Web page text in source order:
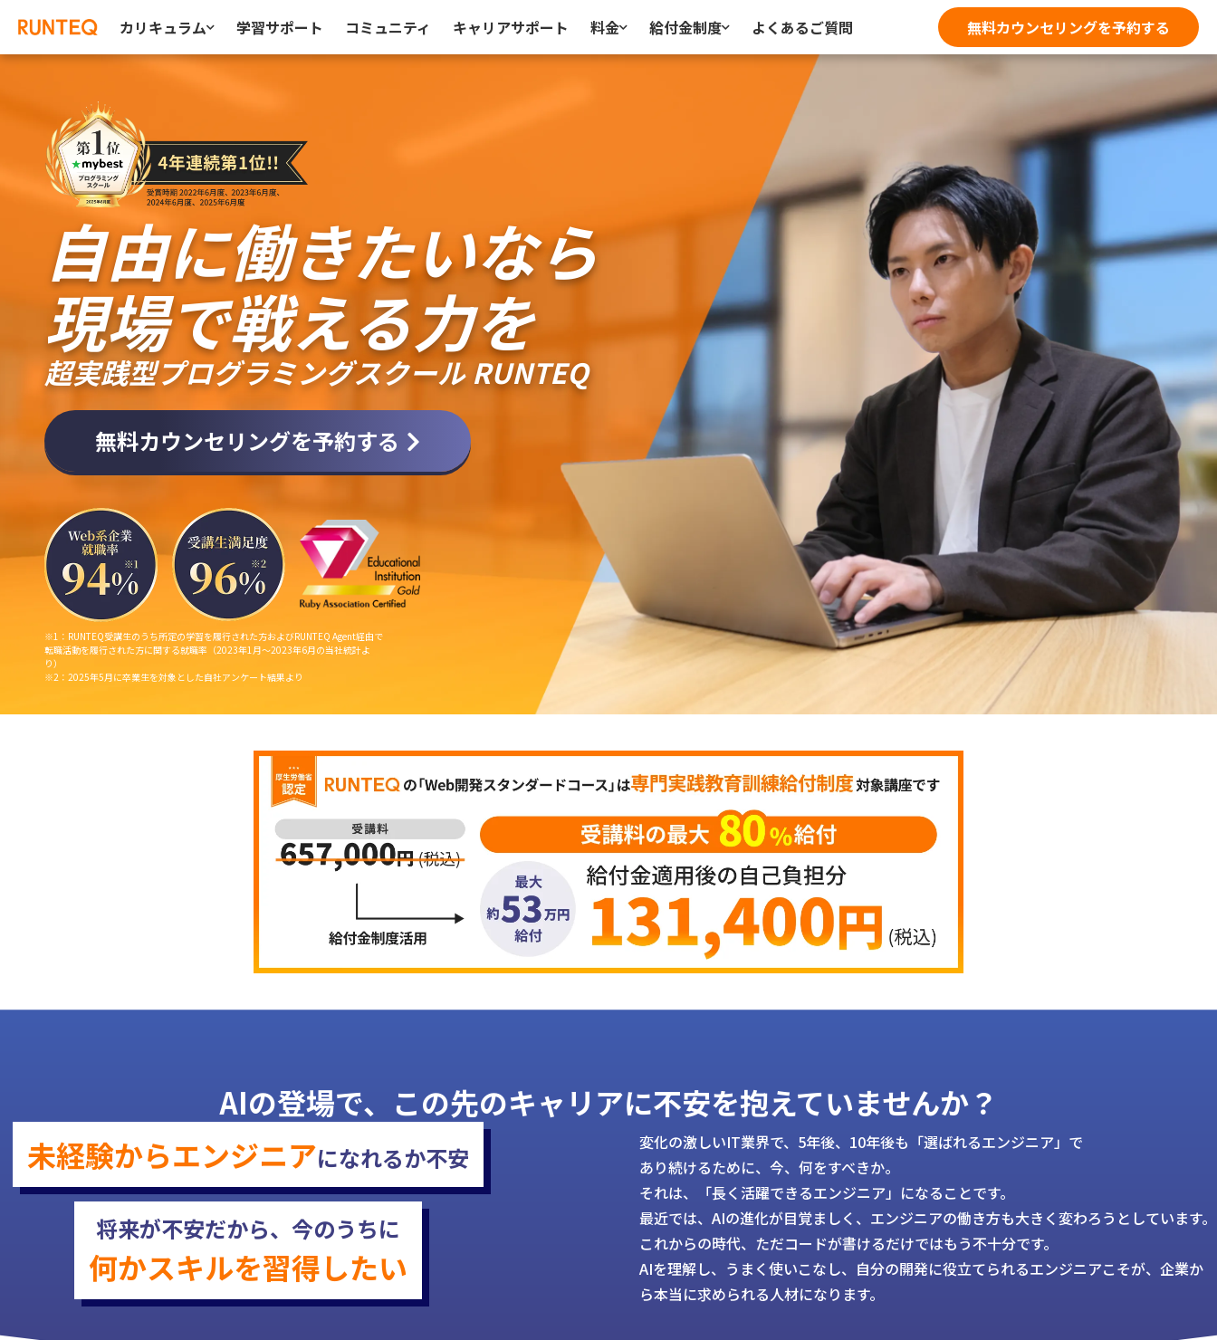
カリキュラム 学習サポート コミュニティ キャリアサポート 料金 給付金制度 よくあるご質問 無料カウンセリングを予約する
自由に働きたいなら
現場で戦える力を
超実践型プログラミングスクール RUNTEQ
無料カウンセリングを予約する
※1：RUNTEQ受講生のうち所定の学習を履行された方およびRUNTEQ Agent経由で
転職活動を履行された方に関する就職率（2023年1月〜2023年6月の当社統計よ
り）
※2：2025年5月に卒業生を対象とした自社アンケート結果より
AIの登場で、この先のキャリアに不安を抱えていませんか？
未経験からエンジニアになれるか不安
将来が不安だから、 今のうちに
何かスキルを習得したい
変化の激しいIT業界で、5年後、10年後も「選ばれるエンジニア」で
あり続けるために、今、何をすべきか。
それは、「長く活躍できるエンジニア」になることです。
最近では、AIの進化が目覚ましく、エンジニアの働き方も大きく変わろうとしています。
これからの時代、ただコードが書けるだけではもう不十分です。
AIを理解し、うまく使いこなし、自分の開発に役立てられるエンジニアこそが、企業か
ら本当に求められる人材になります。